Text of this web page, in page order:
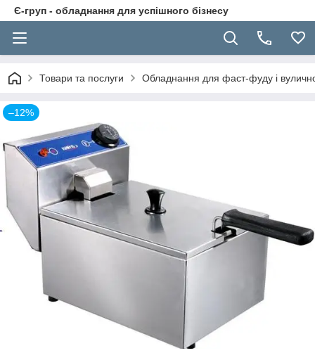
Є-груп - обладнання для успішного бізнесу
Товари та послуги Обладнання для фаст-фуду і
–12%